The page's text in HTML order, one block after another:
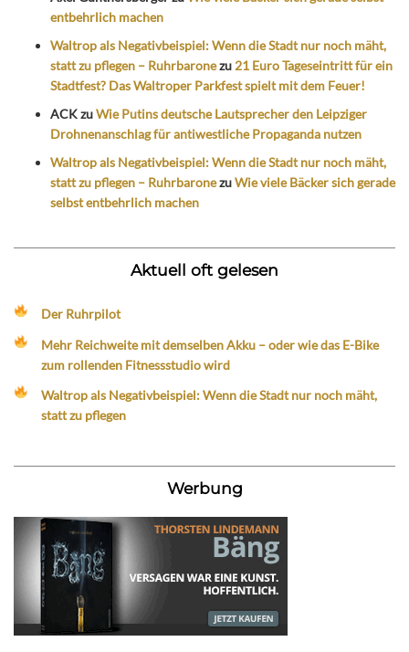
entbehrlich machen
Waltrop als Negativbeispiel: Wenn die Stadt nur noch mäht,
statt zu pflegen – Ruhrbaronezu 21 Euro Tageseintritt für ein
Stadtfest? Das Waltroper Parkfest spielt mit dem Feuer!
ACKzuWie Putins deutsche Lautsprecher den Leipziger
Drohnenanschlag für antiwestliche Propaganda nutzen
Waltrop als Negativbeispiel: Wenn die Stadt nur noch mäht,
statt zu pflegen – RuhrbaronezuWie viele Bäcker sich gerade
selbst entbehrlich machen
Aktuell oft gelesen
Der Ruhrpilot
Mehr Reichweite mit demselben Akku – oder wie das E-Bike
zum rollenden Fitnessstudio wird
Waltrop als Negativbeispiel: Wenn die Stadt nur noch mäht,
statt zu pflegen
Werbung